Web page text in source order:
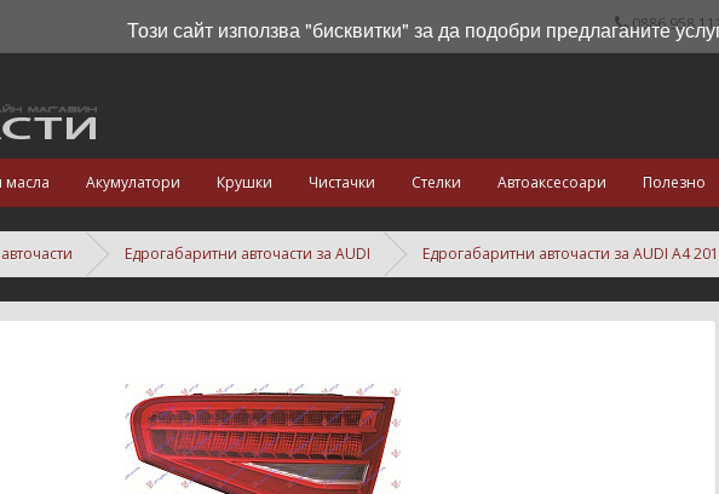
0886 958
Акумулатори Крушки Чистачки Стелки Автоаксесоари Полезно
Едрогабаритни авточасти за AUDI Едрогабаритни авточасти за AUDI A4
Този сайт използва "бисквитки" за да подобри предлаганите